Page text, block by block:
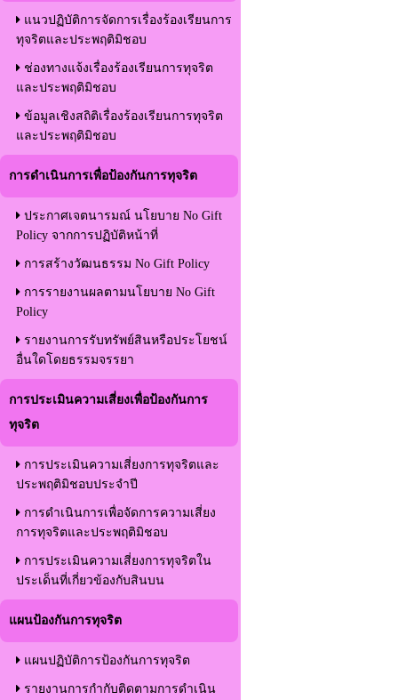
แนวปฏิบัติการจัดการเรื่องร้องเรียนการ
ทุจริตและประพฤติมิชอบ
ช่องทางแจ้งเรื่องร้องเรียนการทุจริต
และประพฤติมิชอบ
ข้อมูลเชิงสถิติเรื่องร้องเรียนการทุจริต
และประพฤติมิชอบ
การดำเนินการเพื่อป้องกันการทุจริต
ประกาศเจตนารมณ์ นโยบาย No Gift
Policy จากการปฏิบัติหน้าที่
การสร้างวัฒนธรรม No Gift Policy
การรายงานผลตามนโยบาย No Gift
Policy
รายงานการรับทรัพย์สินหรือประโยชน์
อื่นใดโดยธรรมจรรยา
การประเมินความเสี่ยงเพื่อป้องกันการ
ทุจริต
การประเมินความเสี่ยงการทุจริตและ
ประพฤติมิชอบประจำปี
การดำเนินการเพื่อจัดการความเสี่ยง
การทุจริตและประพฤติมิชอบ
การประเมินความเสี่ยงการทุจริตใน
ประเด็นที่เกี่ยวข้องกับสินบน
แผนป้องกันการทุจริต
แผนปฏิบัติการป้องกันการทุจริต
รายงานการกำกับติดตามการดำเนิน